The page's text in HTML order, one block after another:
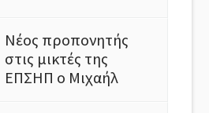
Νέος προπονητής
στις μικτές της
ΕΠΣΗΠ ο Μιχαήλ